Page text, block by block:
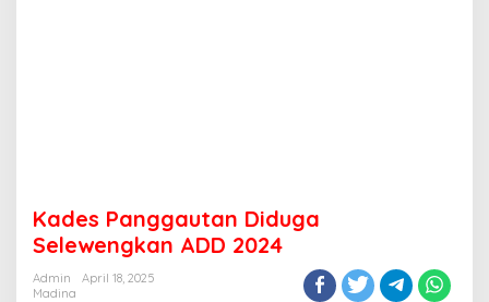
Kades Panggautan Diduga
Selewengkan ADD 2024
Admin
April 18, 2025
Madina